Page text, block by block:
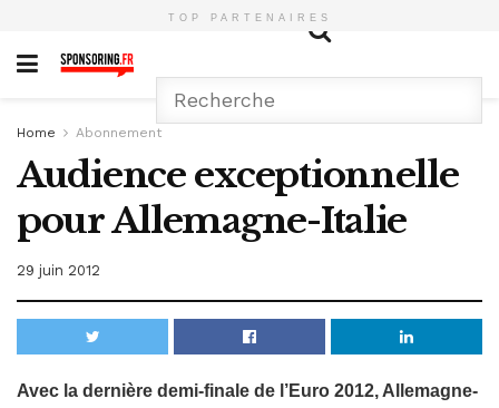
TOP PARTENAIRES
Home Abonnement
Audience exceptionnelle
pour Allemagne-Italie
29 juin 2012
Avec la dernière demi-finale de l’Euro 2012, Allemagne-